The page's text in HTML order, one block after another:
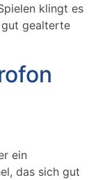
klingt es
gut gealterte
ein
das sich gut